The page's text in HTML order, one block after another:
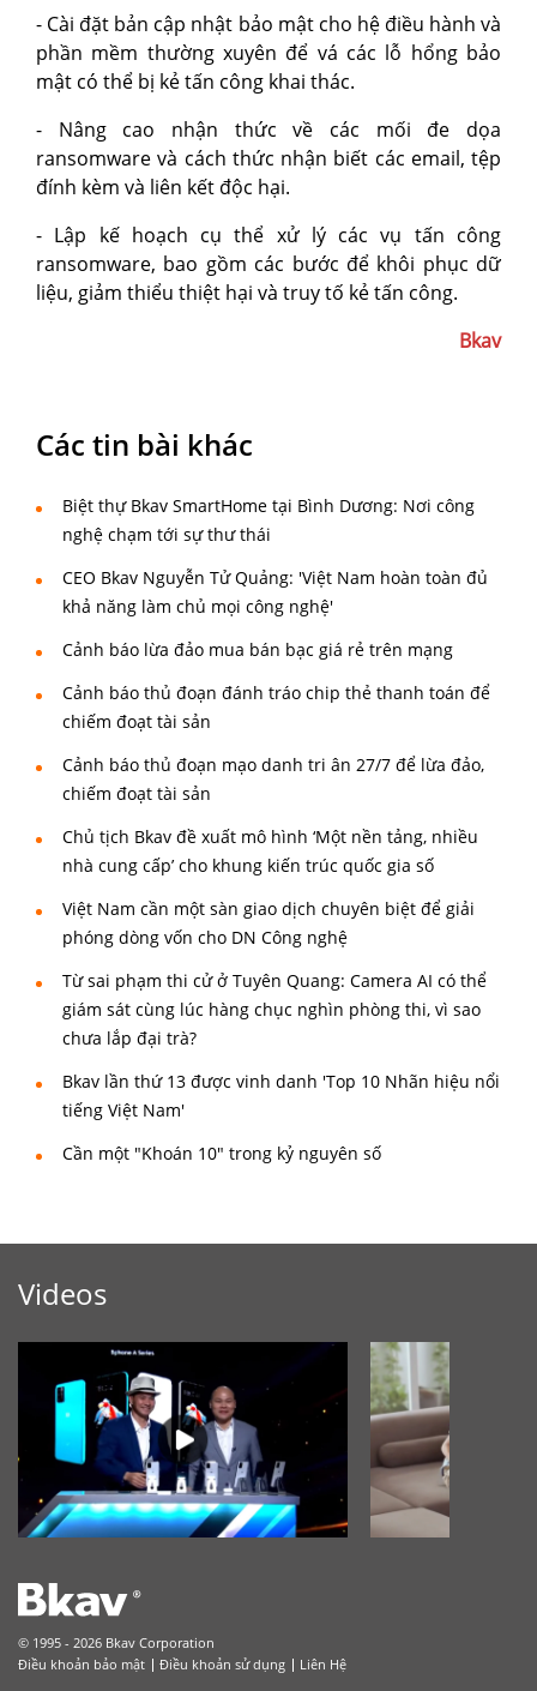
- Cài đặt bản cập nhật bảo mật cho hệ điều hành và
phần mềm thường xuyên để vá các lỗ hổng bảo
mật có thể bị kẻ tấn công khai thác.
- Nâng cao nhận thức về các mối đe dọa
ransomware và cách thức nhận biết các email, tệp
đính kèm và liên kết độc hại.
- Lập kế hoạch cụ thể xử lý các vụ tấn công
ransomware, bao gồm các bước để khôi phục dữ
liệu, giảm thiểu thiệt hại và truy tố kẻ tấn công.
Bkav
Các tin bài khác
Biệt thự Bkav SmartHome tại Bình Dương: Nơi công
nghệ chạm tới sự thư thái
CEO Bkav Nguyễn Tử Quảng: 'Việt Nam hoàn toàn đủ
khả năng làm chủ mọi công nghệ'
Cảnh báo lừa đảo mua bán bạc giá rẻ trên mạng
Cảnh báo thủ đoạn đánh tráo chip thẻ thanh toán để
chiếm đoạt tài sản
Cảnh báo thủ đoạn mạo danh tri ân 27/7 để lừa đảo,
chiếm đoạt tài sản
Chủ tịch Bkav đề xuất mô hình ‘Một nền tảng, nhiều
nhà cung cấp’ cho khung kiến trúc quốc gia số
Việt Nam cần một sàn giao dịch chuyên biệt để giải
phóng dòng vốn cho DN Công nghệ
Từ sai phạm thi cử ở Tuyên Quang: Camera AI có thể
giám sát cùng lúc hàng chục nghìn phòng thi, vì sao
chưa lắp đại trà?
Bkav lần thứ 13 được vinh danh 'Top 10 Nhãn hiệu nổi
tiếng Việt Nam'
Cần một "Khoán 10" trong kỷ nguyên số
Videos
© 1995 - 2026 Bkav Corporation
Điều khoản bảo mật
Điều khoản sử dụng Liên Hệ